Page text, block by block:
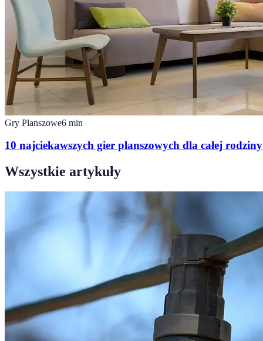
Gry Planszowe6 min
10 najciekawszych gier planszowych dla całej rodziny
Wszystkie artykuły